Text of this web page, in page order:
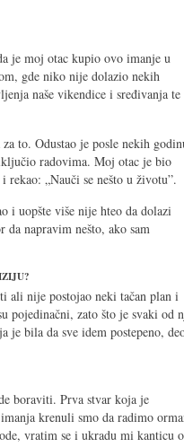
je moj otac kupio ovo imanje u
gde niko nije dolazio nekih
naše vikendice i sređivanja te
to. Odustao je posle nekih
radovima. Moj otac je bio
rekao: „Nauči se nešto u životu”.
i uopšte više nije hteo da dolazi
napravim nešto, ako sam
ali nije postojao neki tačan plan i
pojedinačni, zato što je svaki od
je bila da sve idem postepeno,
boraviti. Prva stvar koja je
krenuli smo da radimo
vratim se i ukradu mi kanticu